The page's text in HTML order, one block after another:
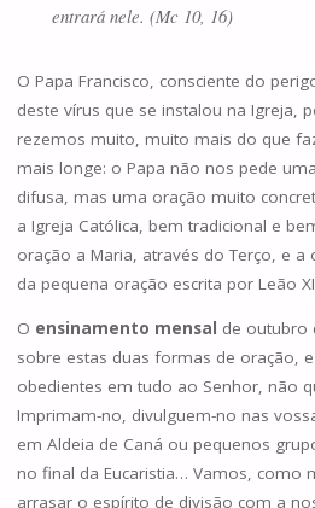
entrará nele. (Mc 10, 16)
O Papa Francisco, consciente do
deste vírus que se instalou na Igreja,
rezemos muito, muito mais do que
mais longe: o Papa não nos pede
difusa, mas uma oração muito
a Igreja Católica, bem tradicional e
oração a Maria, através do Terço, e a
da pequena oração escrita por Leão
O ensinamento mensal de outubro
sobre estas duas formas de oração,
obedientes em tudo ao Senhor, não
Imprimam-no, divulguem-no nas
em Aldeia de Caná ou pequenos
no final da Eucaristia… Vamos, como
arrasar o espírito de divisão com a